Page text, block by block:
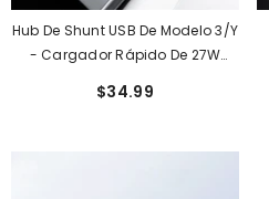
Hub De Shunt USB De Modelo 3/Y
- Cargador Rápido De 27W
Alimentado Para Tesla (2021-
$34.99